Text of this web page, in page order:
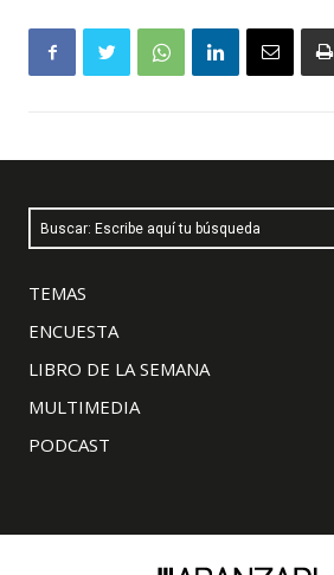
Buscar: Escribe aquí tu búsqueda
TEMAS
ENCUESTA
LIBRO DE LA SEMANA
MULTIMEDIA
PODCAST